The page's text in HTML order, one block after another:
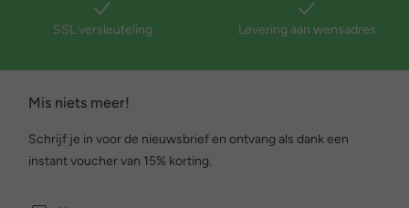
SSL versleuteling Levering aan wensadres
Mis niets meer!
Schrijf je in voor de nieuwsbrief en ontvang als dank een
instant voucher van 15% korting.